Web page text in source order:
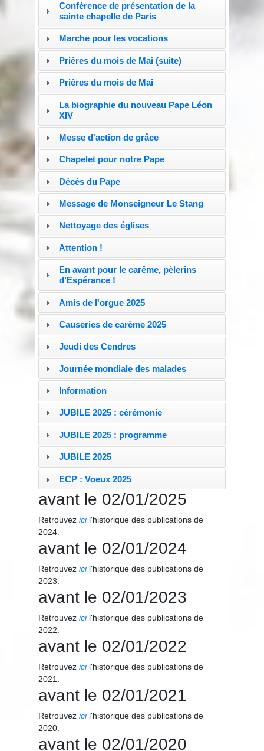
Conférence de présentation de la
sainte chapelle de Paris
Marche pour les vocations
Prières du mois de Mai (suite)
Prières du mois de Mai
La biographie du nouveau Pape Léon
XIV
Messe d'action de grâce
Chapelet pour notre Pape
Décés du Pape
Message de Monseigneur Le Stang
Nettoyage des églises
Attention !
En avant pour le carême, pèlerins
d’Espérance !
Amis de l'orgue 2025
Causeries de carême 2025
Jeudi des Cendres
Journée mondiale des malades
Information
JUBILE 2025 : cérémonie
JUBILE 2025 : programme
JUBILE 2025
ECP : Voeux 2025
avant le 02/01/2025
Retrouvez icil'historique des publications de
2024.
avant le 02/01/2024
Retrouvez icil'historique des publications de
2023.
avant le 02/01/2023
Retrouvez icil'historique des publications de
2022.
avant le 02/01/2022
Retrouvez icil'historique des publications de
2021.
avant le 02/01/2021
Retrouvez icil'historique des publications de
2020.
avant le 02/01/2020